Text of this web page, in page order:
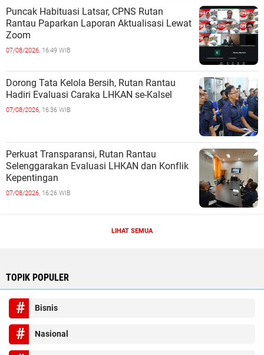
Puncak Habituasi Latsar, CPNS Rutan
Rantau Paparkan Laporan Aktualisasi Lewat
Zoom
07/08/2026, 16:49 WIB
Dorong Tata Kelola Bersih, Rutan Rantau
Hadiri Evaluasi Caraka LHKAN se-Kalsel
07/08/2026, 16:36 WIB
Perkuat Transparansi, Rutan Rantau
Selenggarakan Evaluasi LHKAN dan Konflik
Kepentingan
07/08/2026, 16:26 WIB
LIHAT SEMUA
TOPIK POPULER
Bisnis
Nasional